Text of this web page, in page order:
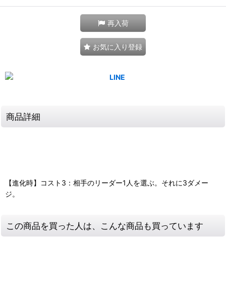
再入荷
お気に入り登録
商品詳細
【進化時】コスト3：相手のリーダー1人を選ぶ。それに3ダメー
ジ。
この商品を買った人は、こんな商品も買っています